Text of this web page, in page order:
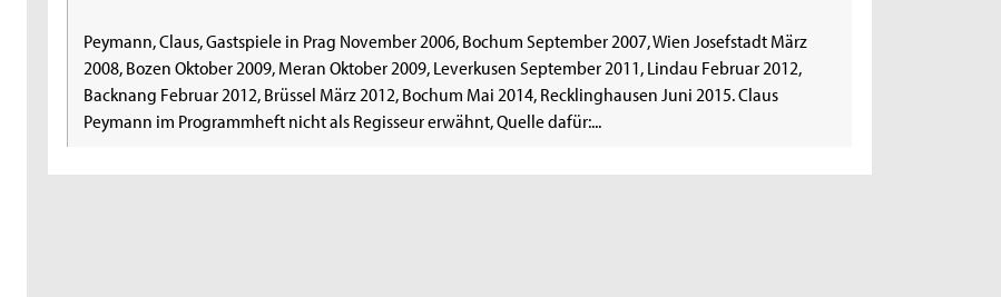
Peymann, Claus, Gastspiele in Prag November 2006, Bochum September 2007, Wien Josefstadt März
2008, Bozen Oktober 2009, Meran Oktober 2009, Leverkusen September 2011, Lindau Februar 2012,
Backnang Februar 2012, Brüssel März 2012, Bochum Mai 2014, Recklinghausen Juni 2015. Claus
Peymann im Programmheft nicht als Regisseur erwähnt, Quelle dafür:...